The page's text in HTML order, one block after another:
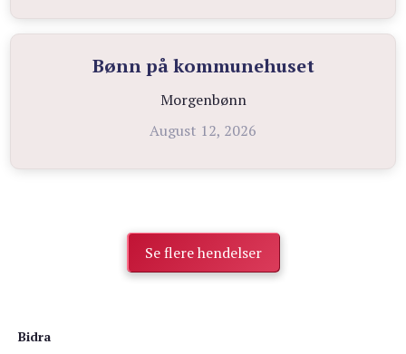
Bønn på kommunehuset
Morgenbønn
August 12, 2026
Se flere hendelser
Bidra